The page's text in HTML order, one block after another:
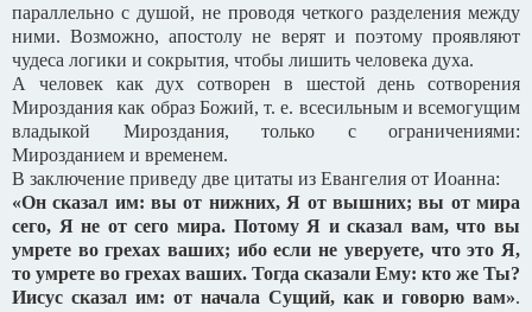
параллельно с душой, не проводя четкого разделения между
ними. Возможно, апостолу не верят и поэтому проявляют
чудеса логики и сокрытия, чтобы лишить человека духа.
А человек как дух сотворен в шестой день сотворения
Мироздания как образ Божий, т. е. всесильным и всемогущим
владыкой Мироздания, только с ограничениями:
Мирозданием и временем.
В заключение приведу две цитаты из Евангелия от Иоанна:
«Он сказал им: вы от нижних, Я от вышних; вы от мира
сего, Я не от сего мира. Потому Я и сказал вам, что вы
умрете во грехах ваших; ибо если не уверуете, что это Я,
то умрете во грехах ваших. Тогда сказали Ему: кто же Ты?
Иисус сказал им: от начала Сущий, как и говорю вам».